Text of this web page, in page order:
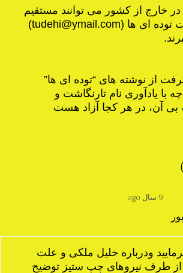
در خارج از کشور می توانند مستقیم
توده ای ها (tudehi@ymail.com
)
از نوشته های “توده ای ها”
با یادآوری نام تارنگاشت و
بی آن، در هر کجا آزاد هست
9 سال ago
ودرباره خلیل ملکی و علت
طرف نیروهای چپ ستیز توضیح